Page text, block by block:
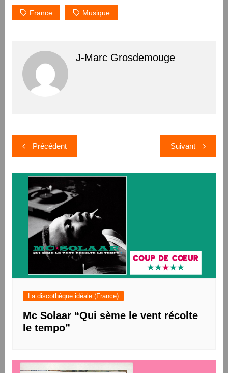
France Musique
J-Marc Grosdemouge
Navigation
de
l’article
Précédent Suivant
La discothèque idéale (France)
Mc Solaar “Qui sème le vent récolte
le tempo”